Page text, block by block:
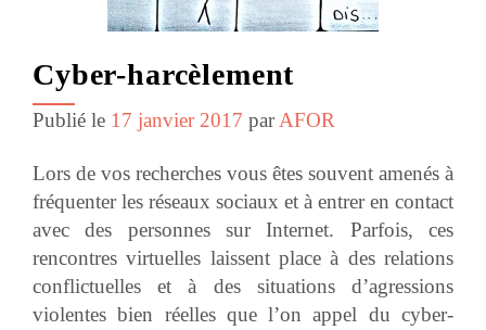
Cyber-harcèlement
Publié le 17 janvier 2017 parAFOR
Lors de vos recherches vous êtes souvent amenés à
fréquenter les réseaux sociaux et à entrer en contact
avec des personnes sur Internet. Parfois, ces
rencontres virtuelles laissent place à des relations
conflictuelles et à des situations d’agressions
violentes bien réelles que l’on appel du cyber-